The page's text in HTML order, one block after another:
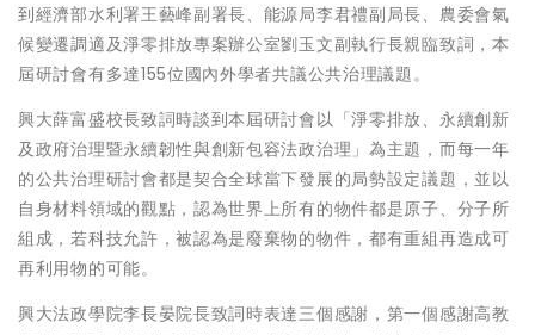
到經濟部水利署王藝峰副署長、能源局李君禮副局長、農委會氣
候變遷調適及淨零排放專案辦公室劉玉文副執行長親臨致詞，本
屆研討會有多達155位國內外學者共議公共治理議題。
興大薛富盛校長致詞時談到本屆研討會以「淨零排放、永續創新
及政府治理暨永續韌性與創新包容法政治理」為主題，而每一年
的公共治理研討會都是契合全球當下發展的局勢設定議題，並以
自身材料領域的觀點，認為世界上所有的物件都是原子、分子所
組成，若科技允許，被認為是廢棄物的物件，都有重組再造成可
再利用物的可能。
興大法政學院李長晏院長致詞時表達三個感謝，第一個感謝高教